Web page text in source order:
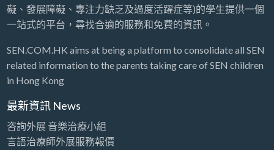
對於因社交或情緒問題而尋求催眠輔導的孩子，
Wincy會先讓家長了解催眠是甚麼，再與小朋友傾談
互動，看看是否適合，或應以哪一種方法提供協助。
她強調，催眠很多時都只是應用一些小技巧，也會利
用一些小道具，她便常在12蚊店搜羅不同的小道具，
礙、發展障礙、專注力缺乏及過度活躍症等)的學生提供一個
一站式的平台，尋找合適的服務和免費的資訊。
SEN.COM.HK aims at being a platform to consolidate all SEN
related information to the parents taking care of SEN children
in Hong Kong
最新資訊 News
咨詢外展 音樂治療小組
言語治療師外展服務報價